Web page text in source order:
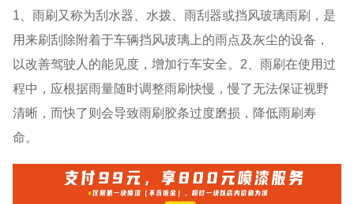
1、雨刷又称为刮水器、水拨、雨刮器或挡风玻璃雨刷，是
用来刷刮除附着于车辆挡风玻璃上的雨点及灰尘的设备，
以改善驾驶人的能见度，增加行车安全。2、雨刷在使用过
程中，应根据雨量随时调整雨刷快慢，慢了无法保证视野
清晰，而快了则会导致雨刷胶条过度磨损，降低雨刷寿
命。